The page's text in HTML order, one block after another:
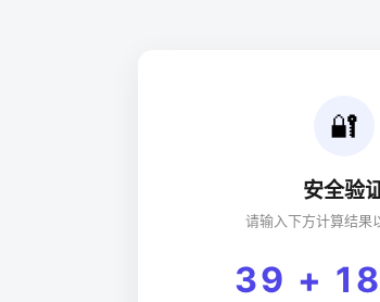
🔐
安全验
请输入下方计算结果
39 +